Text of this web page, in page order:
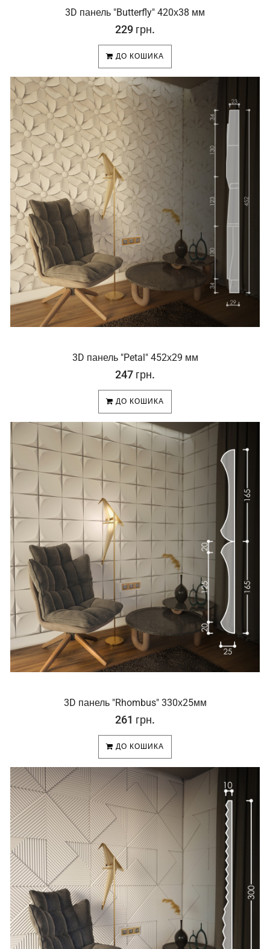
3D панель "Butterfly" 420х38 мм
229 грн.
ДО КОШИКА
3D панель "Petal" 452х29 мм
247 грн.
ДО КОШИКА
3D панель "Rhombus" 330х25мм
261 грн.
ДО КОШИКА